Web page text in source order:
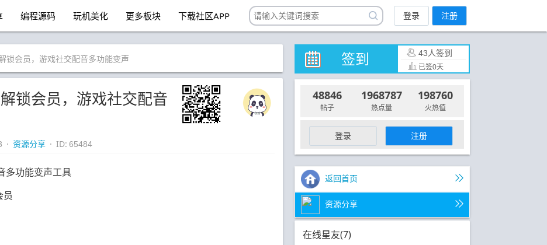
编程源码 玩机美化 更多板块 下载社区APP 登录 注册
锁会员，游戏社交配音多功能变声
锁会员，游戏社交配音
· 资源分享 · ID: 65484
多功能变声工具
员
签到 43人签到
已签0天
48846
帖子
1968787
热点量
198760
火热值
登录 注册
返回首页
资源分享
在线星友(7)